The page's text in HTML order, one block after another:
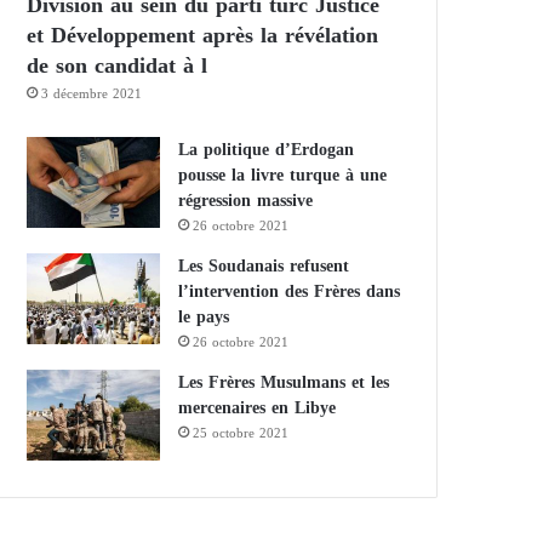
et Développement après la révélation
de son candidat à l
3 décembre 2021
La politique d’Erdogan
pousse la livre turque à une
régression massive
26 octobre 2021
Les Soudanais refusent
l’intervention des Frères dans
le pays
26 octobre 2021
Les Frères Musulmans et les
mercenaires en Libye
25 octobre 2021